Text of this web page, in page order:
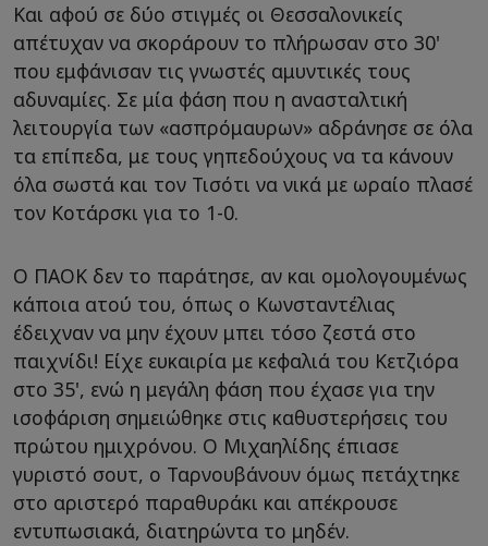
Και αφού σε δύο στιγμές οι Θεσσαλονικείς
απέτυχαν να σκοράρουν το πλήρωσαν στο 30'
που εμφάνισαν τις γνωστές αμυντικές τους
αδυναμίες. Σε μία φάση που η ανασταλτική
λειτουργία των «ασπρόμαυρων» αδράνησε σε όλα
τα επίπεδα, με τους γηπεδούχους να τα κάνουν
όλα σωστά και τον Τισότι να νικά με ωραίο πλασέ
τον Κοτάρσκι για το 1-0.
Ο ΠΑΟΚ δεν το παράτησε, αν και ομολογουμένως
κάποια ατού του, όπως ο Κωνσταντέλιας
έδειχναν να μην έχουν μπει τόσο ζεστά στο
παιχνίδι! Είχε ευκαιρία με κεφαλιά του Κετζιόρα
στο 35', ενώ η μεγάλη φάση που έχασε για την
ισοφάριση σημειώθηκε στις καθυστερήσεις του
πρώτου ημιχρόνου. Ο Μιχαηλίδης έπιασε
γυριστό σουτ, ο Ταρνουβάνουν όμως πετάχτηκε
στο αριστερό παραθυράκι και απέκρουσε
εντυπωσιακά, διατηρώντα το μηδέν.